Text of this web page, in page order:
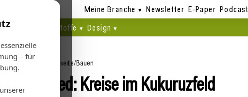
– für
Meine Branche Newsletter E-Paper Podcast
Bau- + Werkstoffe Design
Startseite/Bauen
united: Kreise im Kukuruzfeld